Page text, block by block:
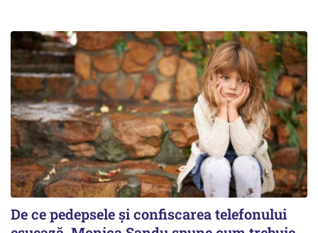
De ce pedepsele și confiscarea telefonului